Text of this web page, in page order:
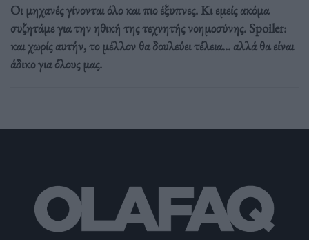
Οι μηχανές γίνονται όλο και πιο έξυπνες. Κι εμείς ακόμα
συζητάμε για την ηθική της τεχνητής νοημοσύνης. Spoiler:
και χωρίς αυτήν, το μέλλον θα δουλεύει τέλεια... αλλά θα είναι
άδικο για όλους μας.